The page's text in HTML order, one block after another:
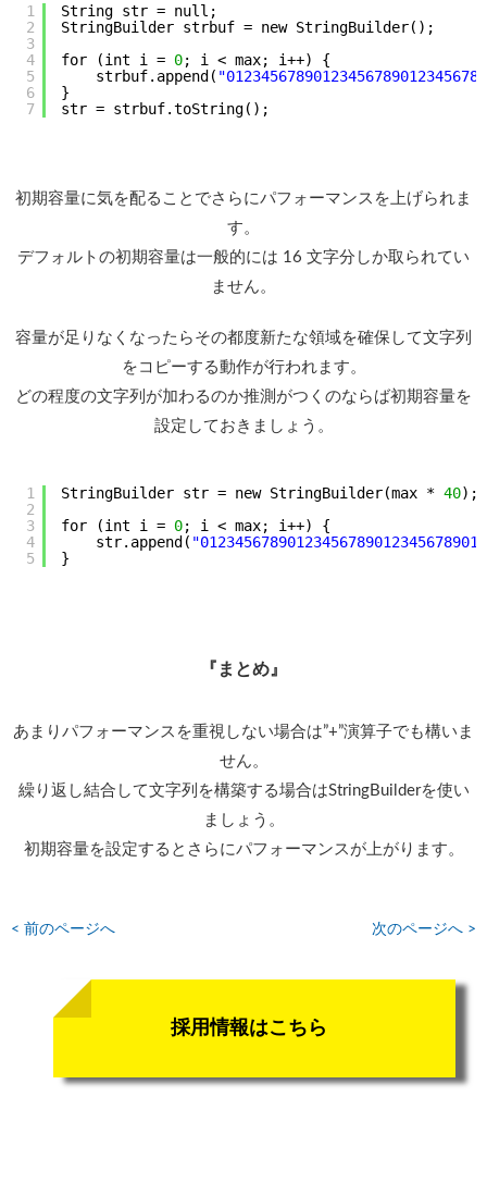
1
2
3
4
5
6
7
String str = null;
StringBuilder strbuf = new StringBuilder();
for (int i = 0; i < max; i++) {
strbuf.append(
}
str = strbuf.toString();
初期容量に気を配ることでさらにパフォーマンスを上げられま
す。
デフォルトの初期容量は一般的には 16 文字分しか取られてい
ません。
容量が足りなくなったらその都度新たな領域を確保して文字列
をコピーする動作が行われます。
どの程度の文字列が加わるのか推測がつくのならば初期容量を
設定しておきましょう。
1
2
3
4
5
StringBuilder str = new StringBuilder(max * 40);
for (int i = 0; i < max; i++) {
str.append(
}
『まとめ』
あまりパフォーマンスを重視しない場合は”+”演算子でも構いま
せん。
繰り返し結合して文字列を構築する場合はStringBuilderを使い
ましょう。
初期容量を設定するとさらにパフォーマンスが上がります。
< 前のページへ 次のページへ >
採用情報はこちら